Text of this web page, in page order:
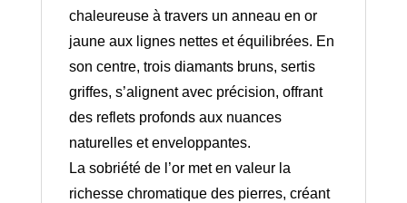
chaleureuse à travers un anneau en or
jaune aux lignes nettes et équilibrées. En
son centre, trois diamants bruns, sertis
griffes, s’alignent avec précision, offrant
des reflets profonds aux nuances
naturelles et enveloppantes.
La sobriété de l’or met en valeur la
richesse chromatique des pierres, créant